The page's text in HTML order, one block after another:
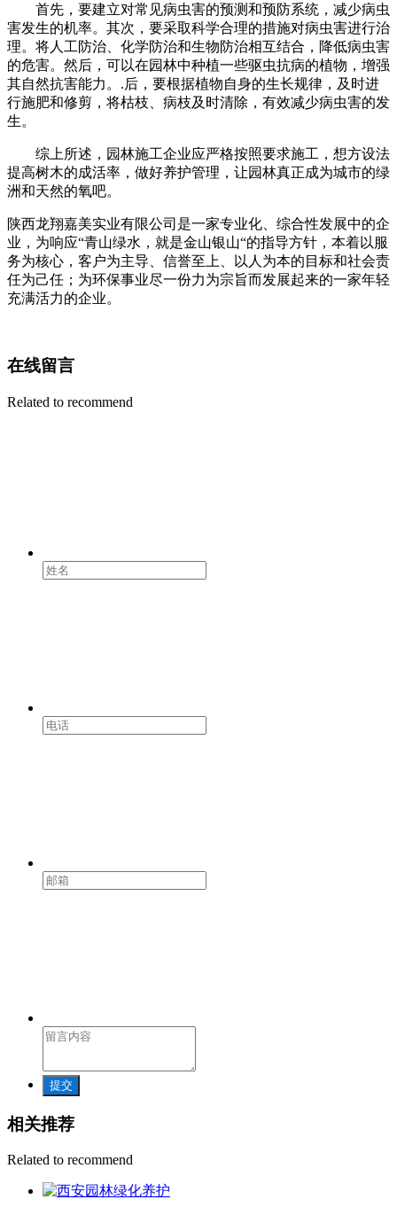
首先，要建立对常见病虫害的预测和预防系统，减少病虫
害发生的机率。其次，要采取科学合理的措施对病虫害进行治
理。将人工防治、化学防治和生物防治相互结合，降低病虫害
的危害。然后，可以在园林中种植一些驱虫抗病的植物，增强
其自然抗害能力。.后，要根据植物自身的生长规律，及时进
行施肥和修剪，将枯枝、病枝及时清除，有效减少病虫害的发
生。
综上所述，园林施工企业应严格按照要求施工，想方设法
提高树木的成活率，做好养护管理，让园林真正成为城市的绿
洲和天然的氧吧。
陕西龙翔嘉美实业有限公司是一家专业化、综合性发展中的企
业，为响应“青山绿水，就是金山银山“的指导方针，本着以服
务为核心，客户为主导、信誉至上、以人为本的目标和社会责
任为己任；为环保事业尽一份力为宗旨而发展起来的一家年轻
充满活力的企业。
在线留言
Related to recommend
提交
相关推荐
Related to recommend